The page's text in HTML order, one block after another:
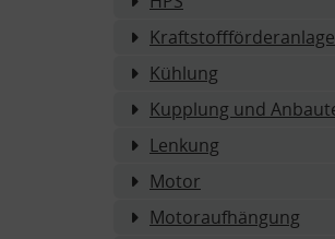
Kraftstoffförderanlage
Kühlung
Kupplung und
Lenkung
Motor
Motoraufhängung